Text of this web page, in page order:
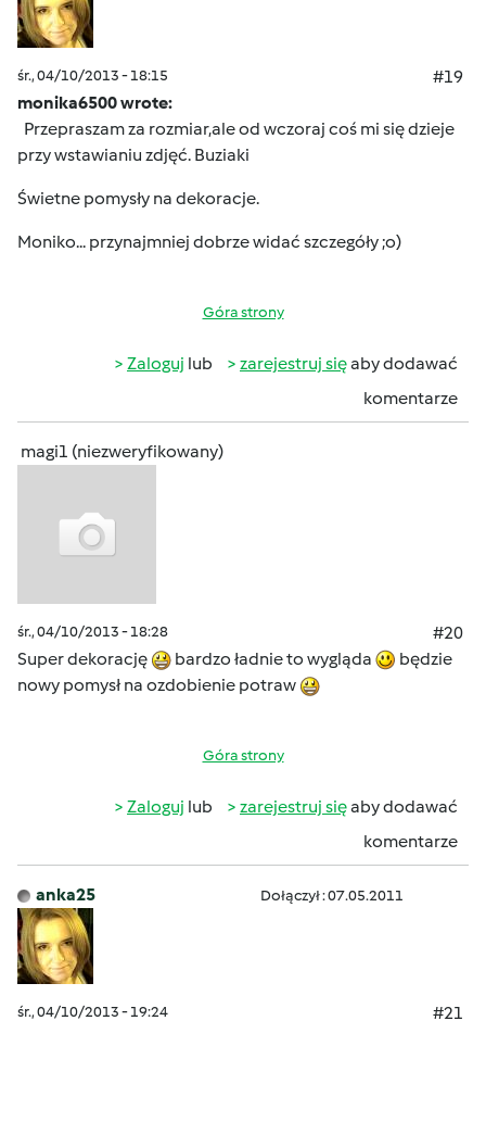
śr., 04/10/2013 - 18:15
#19
monika6500 wrote:
Przepraszam za rozmiar,ale od wczoraj coś mi się dzieje
przy wstawianiu zdjęć. Buziaki
Świetne pomysły na dekoracje.
Moniko... przynajmniej dobrze widać szczegóły ;o)
Góra strony
Zaloguj lub zarejestruj sięaby dodawać
komentarze
magi1 (niezweryfikowany)
śr., 04/10/2013 - 18:28
#20
Super dekorację
bardzo ładnie to wygląda
będzie
nowy pomysł na ozdobienie potraw
Góra strony
Zaloguj lub zarejestruj sięaby dodawać
komentarze
anka25 Dołączył : 07.05.2011
śr., 04/10/2013 - 19:24 #21